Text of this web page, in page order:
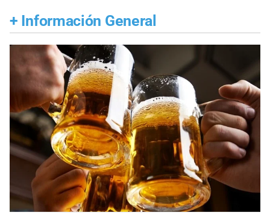
+ Información General